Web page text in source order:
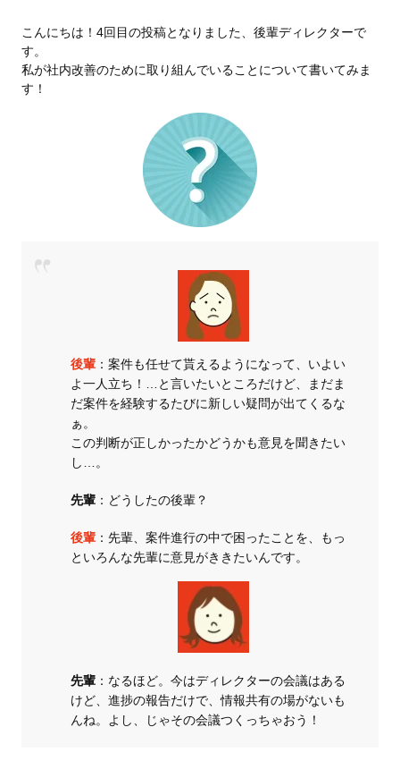
こんにちは！4回目の投稿となりました、後輩ディレクターで
す。
私が社内改善のために取り組んでいることについて書いてみま
す！
後輩：案件も任せて貰えるようになって、いよい
よ一人立ち！…と言いたいところだけど、まだま
だ案件を経験するたびに新しい疑問が出てくるな
ぁ。
この判断が正しかったかどうかも意見を聞きたい
し…。
先輩：どうしたの後輩？
後輩：先輩、案件進行の中で困ったことを、もっ
といろんな先輩に意見がききたいんです。
先輩：なるほど。今はディレクターの会議はある
けど、進捗の報告だけで、情報共有の場がないも
んね。よし、じゃその会議つくっちゃおう！